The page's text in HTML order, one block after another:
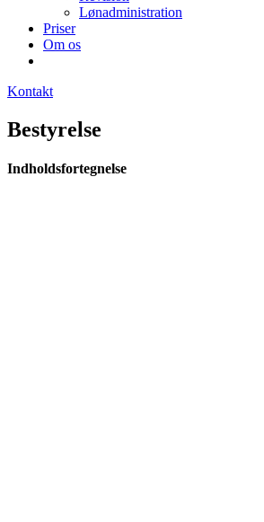
Lønadministration
Priser
Om os
Kontakt
Bestyrelse
Indholdsfortegnelse